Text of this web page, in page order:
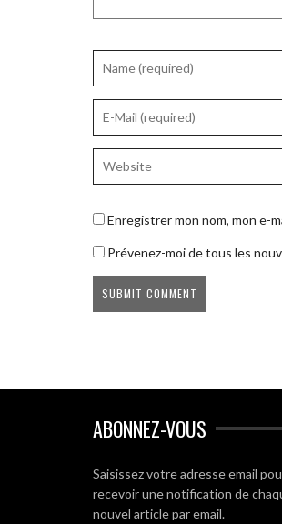
Enregistrer mon nom, mon e-
Prévenez-moi de tous les
ABONNEZ-VOUS
Saisissez votre adresse email
recevoir une notification de
nouvel article par email.